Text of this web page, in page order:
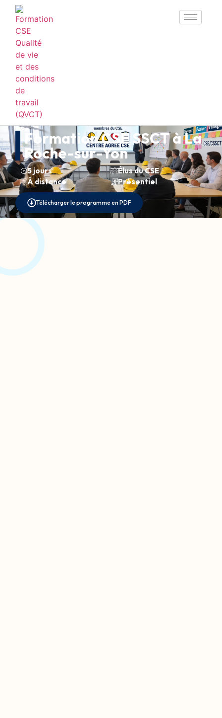
Formation CSE SSCT à La
Roche-sur-Yon
5 jours
Élus du CSE
À distance
Présentiel
Télécharger le programme en PDF